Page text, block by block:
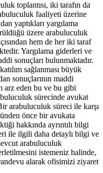
toplantısı, iki tarafın da
faaliyeti üzerine
yaptıkları yargılama
üzere arabuluculuk
hem de her iki taraf
Yargılama giderleri ve
sonuçları bulunmaktadır.
sağlanması büyük
sonuçlarının maddi
arz eden bu ve bu gibi
sürecinde avukat
arabuluculuk süreci ile karşı
önce bir avukata
hakkında ayrıntılı bilgi
ile ilgili daha detaylı bilgi ve
arabuluculuk
istemeniz halinde,
alarak ofisimizi ziyaret